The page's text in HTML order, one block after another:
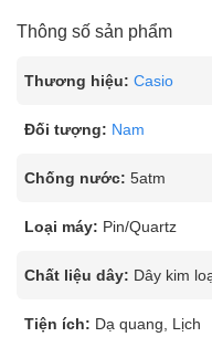
Thông số sản phẩm
Thương hiệu: Casio
Đối tượng: Nam
Chống nước: 5atm
Loại máy: Pin/Quartz
Chất liệu dây: Dây kim
Tiện ích: Dạ quang, Lịch